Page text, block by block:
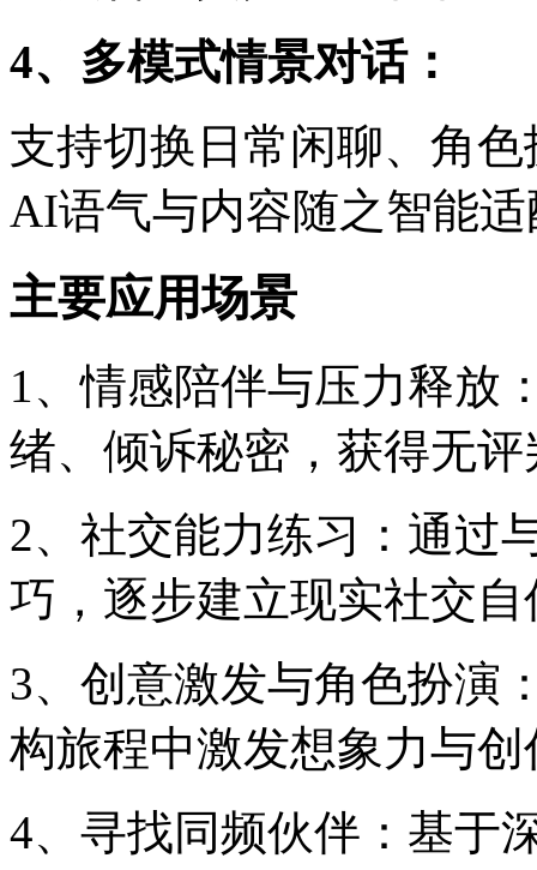
4、多模式情景对话：
支持切换日常闲聊、角
AI语气与内容随之智能
主要应用场景
1、情感陪伴与压力释放
绪、倾诉秘密，获得无
2、社交能力练习：通过
巧，逐步建立现实社交自
3、创意激发与角色扮演
构旅程中激发想象力与
4、寻找同频伙伴：基于